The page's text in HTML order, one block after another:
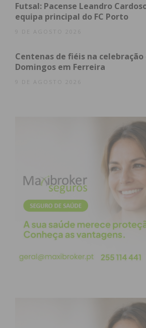
Eu li e concordo com os
Futsal: Pacense Leandro
equipa principal do FC Porto
9 DE AGOSTO 2026
Centenas de fiéis na celebração
Domingos em Ferreira
9 DE AGOSTO 2026